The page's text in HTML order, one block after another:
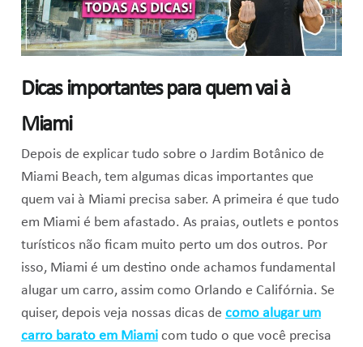
Dicas importantes para quem vai à
Miami
Depois de explicar tudo sobre o Jardim Botânico de
Miami Beach, tem algumas dicas importantes que
quem vai à Miami precisa saber. A primeira é que tudo
em Miami é bem afastado. As praias, outlets e pontos
turísticos não ficam muito perto um dos outros. Por
isso, Miami é um destino onde achamos fundamental
alugar um carro, assim como Orlando e Califórnia. Se
quiser, depois veja nossas dicas de como alugar um
carro barato em Miami com tudo o que você precisa